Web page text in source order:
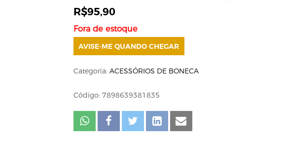
R$95,90
Fora de estoque
AVISE-ME QUANDO CHEGAR
Categoria: ACESSÓRIOS DE BONECA
Código: 7898639381835